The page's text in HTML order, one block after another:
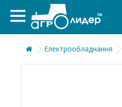
Електрообладнання